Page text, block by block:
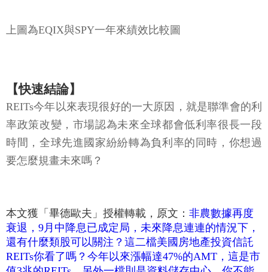
上圖為EQIX與SPY一年來績效比較圖
【快速結論】
REITs今年以來表現很好的一大原因，就是聯準會的利
率政策改變，市場認為未來全球都會低利率很長一段
時間，全球先進國家紛紛轉為負利率的同時，你想過
要怎麼規畫未來嗎？
本文獲「畢德歐夫」授權轉載，原文： 非農數據再度
衰退，9月中降息已成定局，未來降息連連的情況下，
還有什麼類股可以關注？這二檔美國房地產投資信託
REITs你看了嗎？今年以來漲幅達47%的AMT，這是市